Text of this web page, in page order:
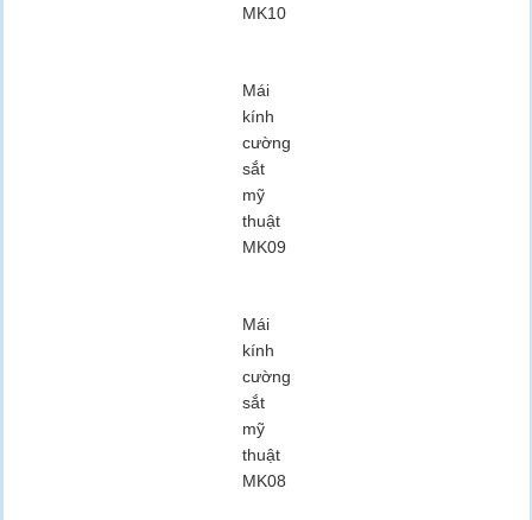
MK10
Mái
kính
cường
sắt
mỹ
thuật
MK09
Mái
kính
cường
sắt
mỹ
thuật
MK08